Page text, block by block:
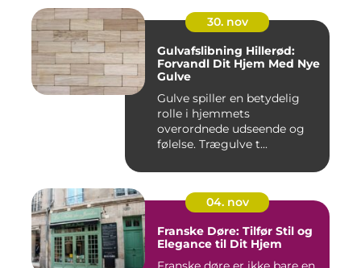
30. nov
Gulvafslibning Hillerød:
Forvandl Dit Hjem Med Nye
Gulve
Gulve spiller en betydelig
rolle i hjemmets
overordnede udseende og
følelse. Trægulve t...
04. nov
Franske Døre: Tilfør Stil og
Elegance til Dit Hjem